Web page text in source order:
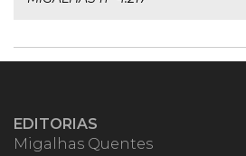
EDITORIAS
Migalhas Quentes